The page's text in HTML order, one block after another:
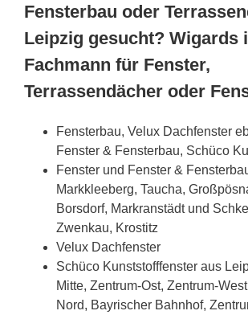
Fensterbau oder
Leipzig gesucht? Wigards
Fachmann für Fenster,
Terrassendächer oder
Fensterbau, Velux Dachfenster
Fenster & Fensterbau, Schüco
Fenster und Fenster &
Markkleeberg, Taucha,
Borsdorf, Markranstädt und
Zwenkau, Krostitz
Velux Dachfenster
Schüco Kunststofffenster aus
Mitte, Zentrum-Ost, Zentrum-
Nord, Bayrischer Bahnhof,